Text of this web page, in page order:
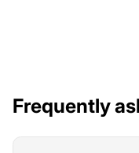
Frequently